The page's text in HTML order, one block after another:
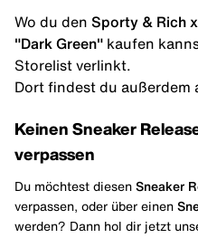
Wo du den Sporty & Rich
"Dark Green" kaufen
Storelist verlinkt.
Dort findest du außerdem
Keinen Sneaker
verpassen
Du möchtest diesen Sneaker
verpassen, oder über einen
werden? Dann hol dir jetzt